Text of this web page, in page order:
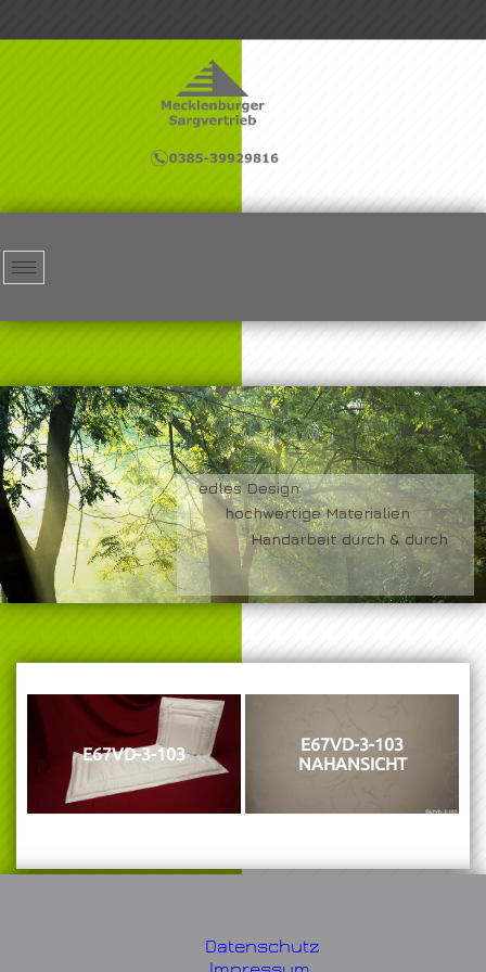
edles Design
hochwertige Materialien
Handarbeit durch & durch
E67VD-3-103
E67VD-3-103
NAHANSICHT
Datenschutz